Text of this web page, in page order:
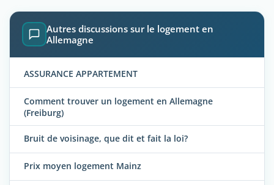
Autres discussions sur le logement en
Allemagne
ASSURANCE APPARTEMENT
Comment trouver un logement en Allemagne
(Freiburg)
Bruit de voisinage, que dit et fait la loi?
Prix moyen logement Mainz